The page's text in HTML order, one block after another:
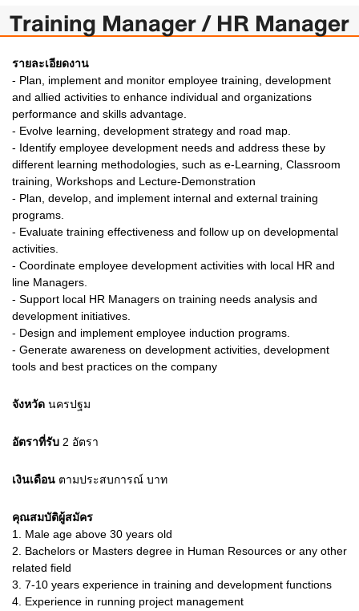
Training Manager / HR Manager
รายละเอียดงาน
- Plan, implement and monitor employee training, development
and allied activities to enhance individual and organizations
performance and skills advantage.
- Evolve learning, development strategy and road map.
- Identify employee development needs and address these by
different learning methodologies, such as e-Learning, Classroom
training, Workshops and Lecture-Demonstration
- Plan, develop, and implement internal and external training
programs.
- Evaluate training effectiveness and follow up on developmental
activities.
- Coordinate employee development activities with local HR and
line Managers.
- Support local HR Managers on training needs analysis and
development initiatives.
- Design and implement employee induction programs.
- Generate awareness on development activities, development
tools and best practices on the company
จังหวัด นครปฐม
อัตราที่รับ 2 อัตรา
เงินเดือน ตามประสบการณ์ บาท
คุณสมบัติผู้สมัคร
1.
Male age above 30 years old
2.
Bachelors or Masters degree in Human Resources or any other
related field
3. 7-10 years experience in training and development functions
4. Experience in running project management